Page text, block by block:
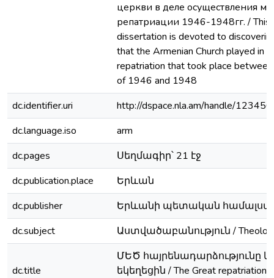
церкви в деле осуществления
репатриации 1946-1948гг. / This
dissertation is devoted to
that the Armenian Church played in
repatriation that took place
of 1946 and 1948
dc.identifier.uri
http://dspace.nla.am/handle/
dc.language.iso
arm
dc.pages
Սեղմագիր՝ 21 էջ
dc.publication.place
Երևան
dc.publisher
Երևանի պետական
dc.subject
Աստվածաբանություն /
dc.title
ՄԵԾ հայրենադարձությունը և
եկեղեցին / The Great repatriation